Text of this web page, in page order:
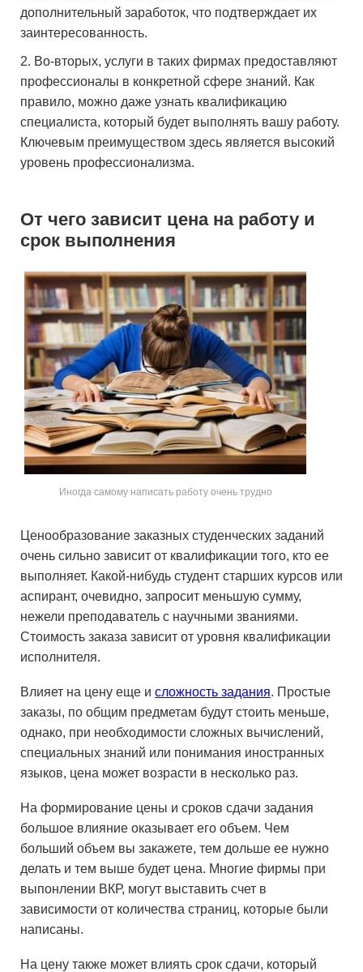
дополнительный заработок, что подтверждает их
заинтересованность.
Во-вторых, услуги в таких фирмах предоставляют
профессионалы в конкретной сфере знаний. Как
правило, можно даже узнать квалификацию
специалиста, который будет выполнять вашу работу.
Ключевым преимуществом здесь является высокий
уровень профессионализма.
От чего зависит цена на работу и
срок выполнения
Иногда самому написать работу очень трудно
Ценообразование заказных студенческих заданий
очень сильно зависит от квалификации того, кто ее
выполняет. Какой-нибудь студент старших курсов или
аспирант, очевидно, запросит меньшую сумму,
нежели преподаватель с научными званиями.
Стоимость заказа зависит от уровня квалификации
исполнителя.
Влияет на цену еще и сложность задания. Простые
заказы, по общим предметам будут стоить меньше,
однако, при необходимости сложных вычислений,
специальных знаний или понимания иностранных
языков, цена может возрасти в несколько раз.
На формирование цены и сроков сдачи задания
большое влияние оказывает его объем. Чем
больший объем вы закажете, тем дольше ее нужно
делать и тем выше будет цена. Многие фирмы при
выпонлении ВКР, могут выставить счет в
зависимости от количества страниц, которые были
написаны.
На цену также может влиять срок сдачи, который